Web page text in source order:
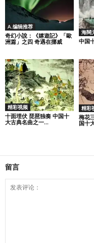
A.编辑推荐
奇幻小說：《嬉遊記》「歐
洲篇」之四 奇遇在挪威
海闊
中国
精彩视频
十面埋伏 琵琶独奏 中国十
大古典名曲之一...
精彩
梅花
国十
留言